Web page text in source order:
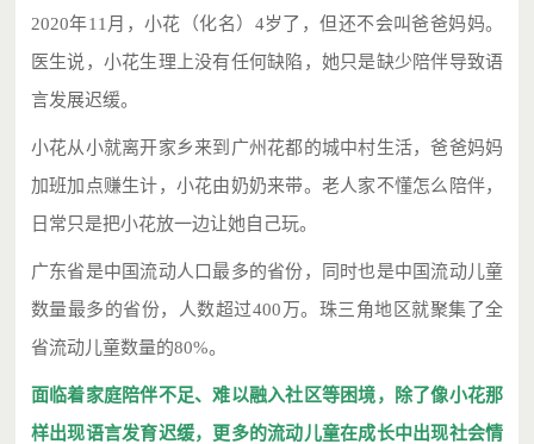
2020年11月，小花（化名）4岁了，但还不会叫爸爸妈妈。
医生说，小花生理上没有任何缺陷，她只是缺少陪伴导致语
言发展迟缓。
小花从小就离开家乡来到广州花都的城中村生活，爸爸妈妈
加班加点赚生计，小花由奶奶来带。老人家不懂怎么陪伴，
日常只是把小花放一边让她自己玩。
广东省是中国流动人口最多的省份，同时也是中国流动儿童
数量最多的省份，人数超过400万。珠三角地区就聚集了全
省流动儿童数量的80%。
面临着家庭陪伴不足、难以融入社区等困境，除了像小花那
样出现语言发育迟缓，更多的流动儿童在成长中出现社会情